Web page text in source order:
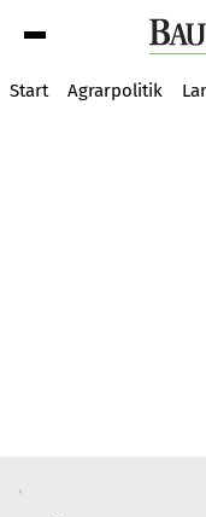
Start Agrarpolitik